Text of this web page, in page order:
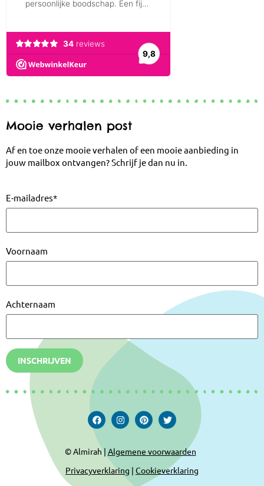
Mooie verhalen post
Af en toe onze mooie verhalen of een mooie aanbieding in
jouw mailbox ontvangen? Schrijf je dan nu in.
E-mailadres*
Voornaam
Achternaam
INSCHRIJVEN
© Almirah | Algemene voorwaarden
Privacyverklaring | Cookieverklaring